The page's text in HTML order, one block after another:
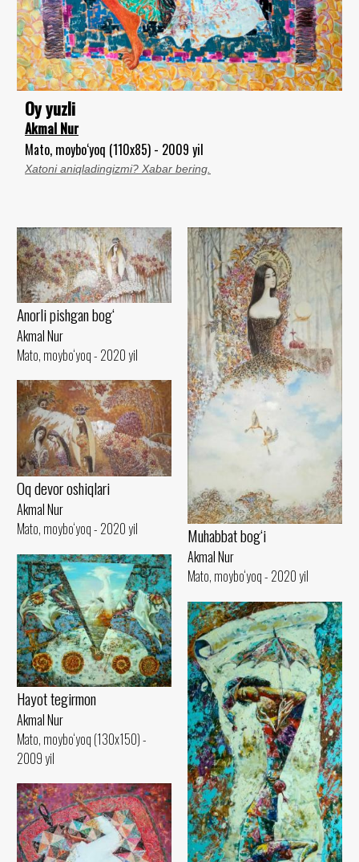
Oy yuzli
Akmal Nur
Mato, moybo‘yoq (110x85) - 2009 yil
Xatoni aniqladingizmi? Xabar bering.
Anorli pishgan bog‘
Akmal Nur
Mato, moybo‘yoq - 2020 yil
Muhabbat bog‘i
Akmal Nur
Mato, moybo‘yoq - 2020 yil
Oq devor oshiqlari
Akmal Nur
Mato, moybo‘yoq - 2020 yil
Hayot tegirmon
Akmal Nur
Mato, moybo‘yoq (130x150) -
2009 yil